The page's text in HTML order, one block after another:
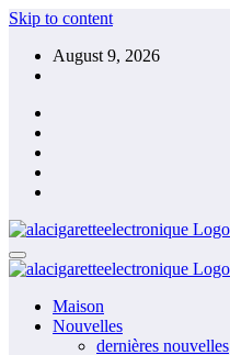
Skip to content
August 9, 2026
Maison
Nouvelles
dernières nouvelles